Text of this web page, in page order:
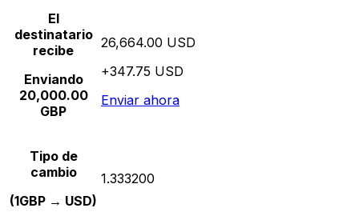
El
destinatario
recibe
Enviando
20,000.00
GBP
26,664.00 USD
+347.75 USD
Enviar ahora
Tipo de
cambio
(1GBP → USD)
1.333200